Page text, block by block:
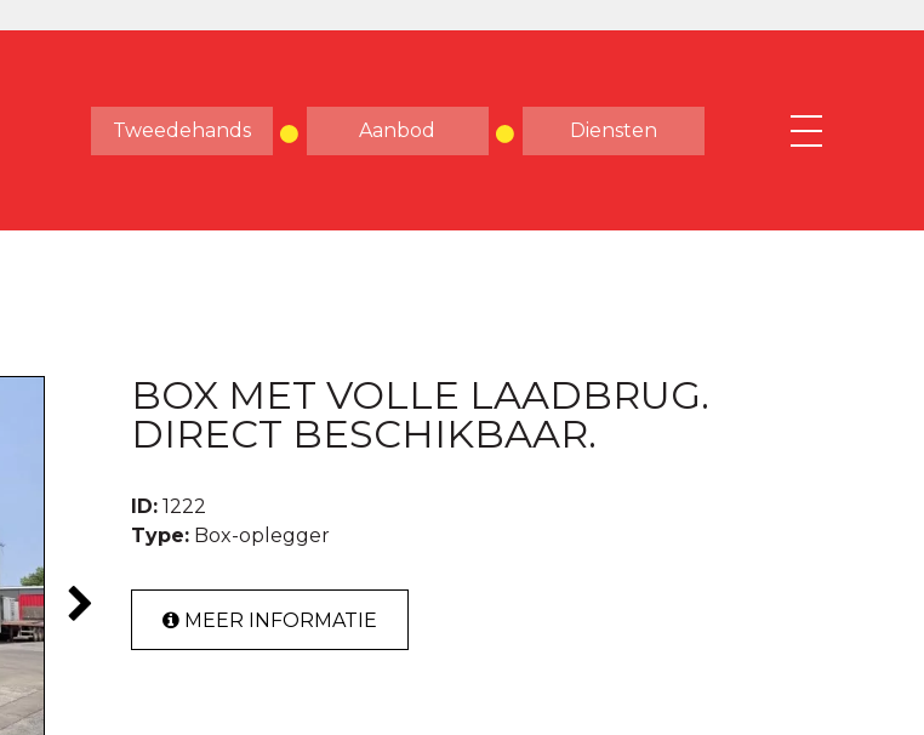
Tweedehands Aanbod Diensten
BOX MET VOLLE LAADBRUG.
DIRECT BESCHIKBAAR.
ID: 1222
Type: Box-oplegger
MEER INFORMATIE